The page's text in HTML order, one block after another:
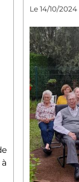
Le 14/10/2024